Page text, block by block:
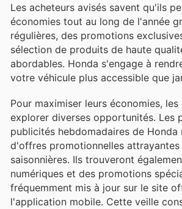
Les acheteurs avisés savent qu'ils
économies tout au long de l'année
régulières, des promotions
sélection de produits de haute
abordables. Honda s'engage à
votre véhicule plus accessible que
Pour maximiser leurs économies,
explorer diverses opportunités. Les
publicités hebdomadaires de Honda
d'offres promotionnelles
saisonnières. Ils trouveront
numériques et des promotions
fréquemment mis à jour sur le site
l'application mobile. Cette veille